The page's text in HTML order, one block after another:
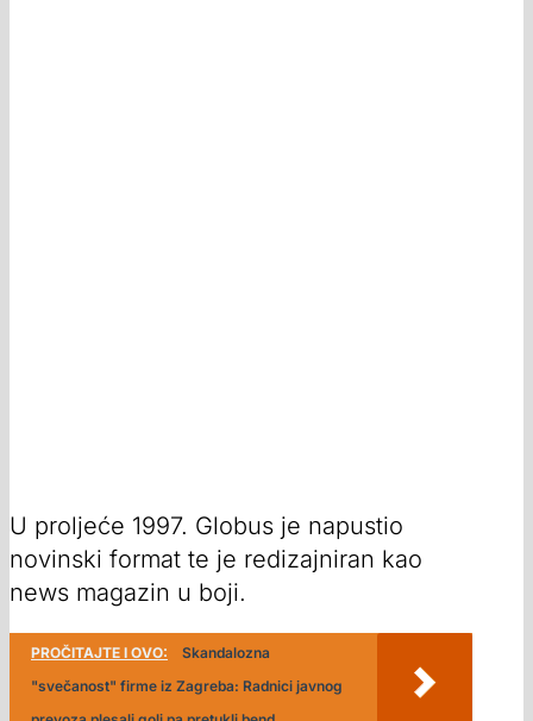
U proljeće 1997. Globus je napustio
novinski format te je redizajniran kao
news magazin u boji.
PROČITAJTE I OVO:
Skandalozna
"svečanost" firme iz Zagreba: Radnici javnog